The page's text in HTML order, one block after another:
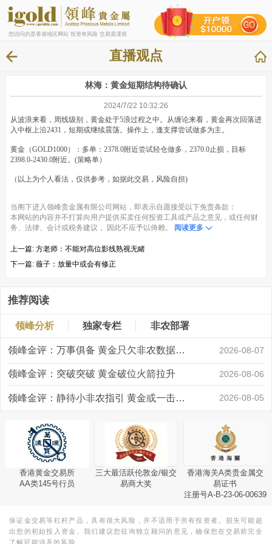
您访问的是香港地区网站 投资有风险 交易需谨慎
直播观点
​林海：黄金短期结构待确认
2024/7/22 10:32:26
从波浪来看，周线级别，黄金处于5浪过程之中。从缠论来看，黄金再次回落进
入中枢上沿2431，短期或继续震荡。操作上，逢支撑尝试做多为主。
黄金（GOLD1000）：多单：2378.0附近尝试轻仓做多，2370.0止损，目标
2398.0-2430.0附近。(策略单）
（以上为个人看法，仅供参考，如据此交易，风险自担)
当阁下进入领峰贵金属有限公司网站，即表示自愿接受以下免责条款：
本网站的内容并不打算向用户提供买卖任何投资工具或产品之意见，或任何财
务、法律、会计或税务建议， 因此不应予以倚赖。
阅读更多
上一篇: 方老师：不能对高位影线熟视无睹
下一篇: 薇子：放量中或会有修正
推荐阅读
领峰分析 独家专栏 非农部署
领峰金评：万事俱备 黄金只欠非农数据“东风” 2026-08-07
领峰金评：突破突破 黄金破位火箭拉升 2026-08-06
领峰金评：静待小非农指引 黄金或一击破局 2026-08-05
香港黄金交易所
AA类145号行员
三大最活跃伦敦金/银交
易商大奖
香港海关A类贵金属交
易证书
注册号A-B-23-06-00639
保证金交易等杠杆产品，具有很大风险，并不适用于所有投资者。损失可能超
出您的初始投入资金。我们建议您征询独立顾问的意见，确保您在交易前完全
了解可能涉及的风险。